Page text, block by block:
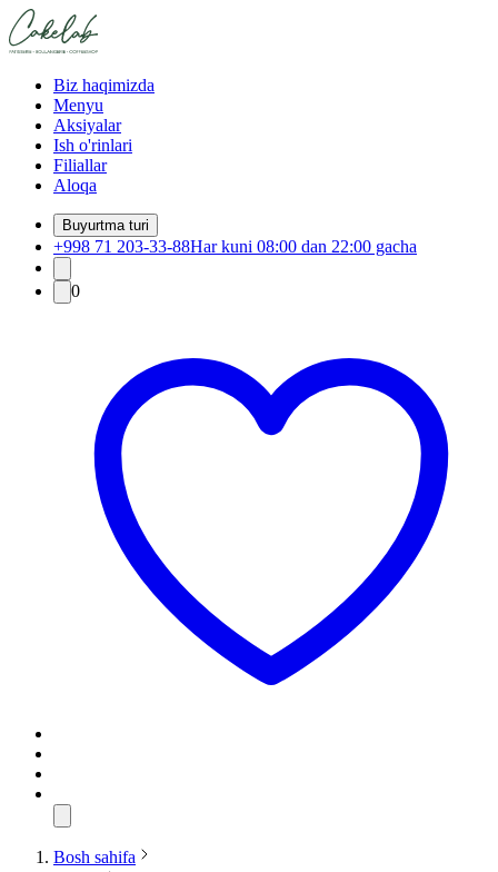
Biz haqimizda
Menyu
Aksiyalar
Ish o'rinlari
Filiallar
Aloqa
Buyurtma turi
+998 71 203-33-88Har kuni 08:00 dan 22:00 gacha
0
Bosh sahifa